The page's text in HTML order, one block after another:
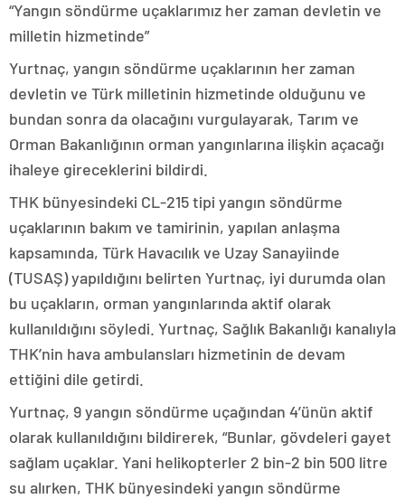
“Yangın söndürme uçaklarımız her zaman devletin ve
milletin hizmetinde”
Yurtnaç, yangın söndürme uçaklarının her zaman
devletin ve Türk milletinin hizmetinde olduğunu ve
bundan sonra da olacağını vurgulayarak, Tarım ve
Orman Bakanlığının orman yangınlarına ilişkin açacağı
ihaleye gireceklerini bildirdi.
THK bünyesindeki CL-215 tipi yangın söndürme
uçaklarının bakım ve tamirinin, yapılan anlaşma
kapsamında, Türk Havacılık ve Uzay Sanayiinde
(TUSAŞ) yapıldığını belirten Yurtnaç, iyi durumda olan
bu uçakların, orman yangınlarında aktif olarak
kullanıldığını söyledi. Yurtnaç, Sağlık Bakanlığı kanalıyla
THK’nin hava ambulansları hizmetinin de devam
ettiğini dile getirdi.
Yurtnaç, 9 yangın söndürme uçağından 4’ünün aktif
olarak kullanıldığını bildirerek, “Bunlar, gövdeleri gayet
sağlam uçaklar. Yani helikopterler 2 bin-2 bin 500 litre
su alırken, THK bünyesindeki yangın söndürme